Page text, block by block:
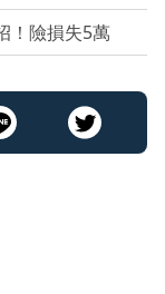
！險損失5萬